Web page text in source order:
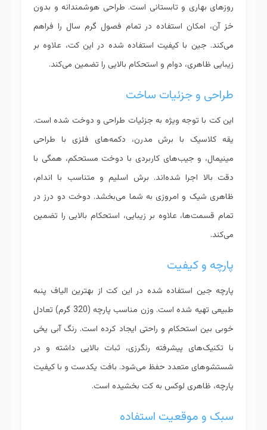
روزهای بهاری و تابستانی است. طراحی هوشمندانه و بدون
خز آن، امکان استفاده در تمام فصول گرم سال را فراهم
می‌کند. جین با کیفیت استفاده شده در این کت، علاوه بر
زیبایی ظاهری، دوام و استحکام بالایی را تضمین می‌کند.
طراحی و جزئیات ساخت
این کت با توجه ویژه به جزئیات طراحی و دوخت شده است.
یقه کلاسیک با برش مدرن، دکمه‌های فلزی با طراحی
مینیمال، و جیب‌های کاربردی با دوخت مستحکم، همگی با
دقت بالا اجرا شده‌اند. برش اسلیم و متناسب با اندام،
ظاهری شیک و امروزی به شما می‌بخشد. دوخت دو درز در
تمام قسمت‌ها، علاوه بر زیبایی، استحکام بالایی را تضمین
می‌کند.
پارچه و کیفیت
پارچه جین استفاده شده در این کت از بهترین الیاف پنبه
طبیعی تهیه شده است. وزن مناسب پارچه (320 گرم) تعادل
خوبی بین استحکام و راحتی ایجاد کرده است. رنگ آبی یخی
با تکنیک‌های پیشرفته رنگرزی، ثبات بالایی داشته و در
شستشوهای متعدد حفظ می‌شود. بافت یکدست و با کیفیت
پارچه، ظاهری لوکس به کت بخشیده است.
سبک و موقعیت استفاده